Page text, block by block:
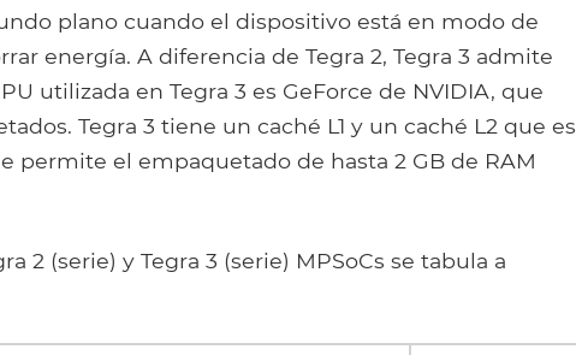
plano cuando el dispositivo está en modo de
energía. A diferencia de Tegra 2, Tegra 3 admite
utilizada en Tegra 3 es GeForce de NVIDIA, que
Tegra 3 tiene un caché L1 y un caché L2 que es
permite el empaquetado de hasta 2 GB de RAM
2 (serie) y Tegra 3 (serie) MPSoCs se tabula a